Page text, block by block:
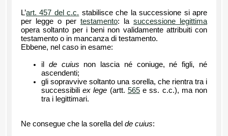
L’art. 457 del c.c. stabilisce che la successione si apre
per legge o per testamento: la successione legittima
opera soltanto per i beni non validamente attribuiti con
testamento o in mancanza di testamento.
Ebbene, nel caso in esame:
il de cuius non lascia né coniuge, né figli, né
ascendenti;
gli sopravvive soltanto una sorella, che rientra tra i
successibiliex lege (artt. 565e ss. c.c.), ma non
tra i legittimari.
Ne consegue che la sorella del de cuius: